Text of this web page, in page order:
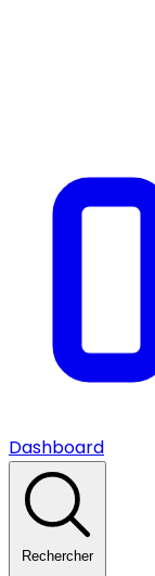
Dashboard
Rechercher